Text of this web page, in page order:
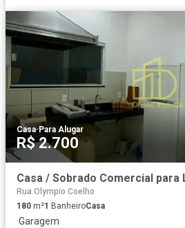
Casa·Para Alugar
R$ 2.700
Rua Olympio Coelho
180 m²1 BanheiroCasa
·Garagem